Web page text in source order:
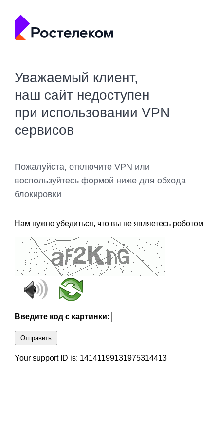
Уважаемый клиент,
наш сайт недоступен
при использовании VPN
сервисов
Пожалуйста, отключите VPN или
воспользуйтесь формой ниже для обхода
блокировки
Нам нужно убедиться, что вы не являетесь роботом
Введите код с картинки:
Отправить
Your support ID is: 14141199131975314413